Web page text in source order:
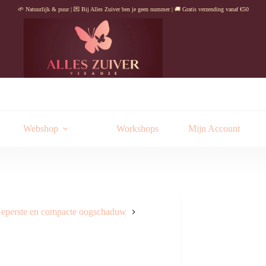
🌱 Natuurlijk & puur | 💌 Bij Alles Zuiver ben je geen nummer | 🚚 Gratis verzending vanaf €50
Webshop Workshops Mijn Account
en compacte oogschaduw